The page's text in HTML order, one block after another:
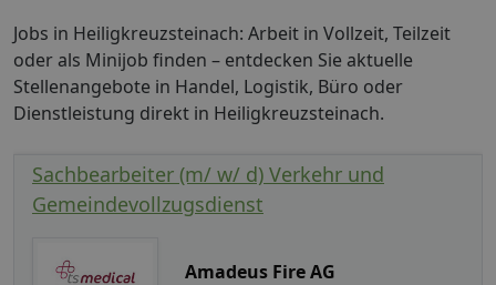
Jobs in Heiligkreuzsteinach: Arbeit in Vollzeit, Teilzeit
oder als Minijob finden – entdecken Sie aktuelle
Stellenangebote in Handel, Logistik, Büro oder
Dienstleistung direkt in Heiligkreuzsteinach.
Sachbearbeiter (m/ w/ d) Verkehr und
Gemeindevollzugsdienst
Amadeus Fire AG